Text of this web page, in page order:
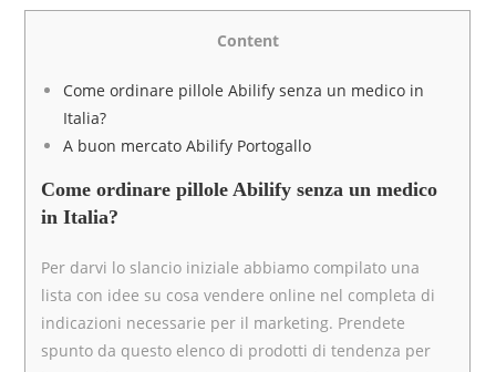
Content
Come ordinare pillole Abilify senza un medico in
Italia?
A buon mercato Abilify Portogallo
Come ordinare pillole Abilify senza un medico
in Italia?
Per darvi lo slancio iniziale abbiamo compilato una
lista con idee su cosa vendere online nel completa di
indicazioni necessarie per il marketing. Prendete
spunto da questo elenco di prodotti di tendenza per